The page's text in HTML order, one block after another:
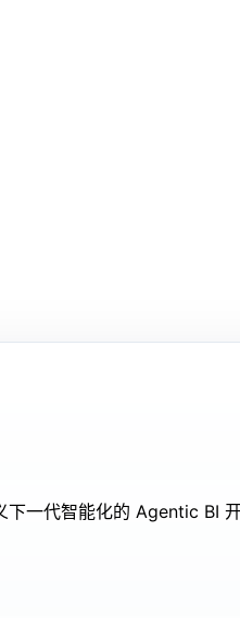
一代智能化的 Agentic BI